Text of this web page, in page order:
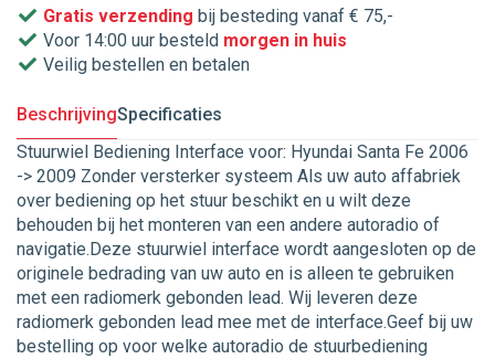
Gratis verzending bij besteding vanaf € 75,-
Voor 14:00 uur besteld morgen in huis
Veilig bestellen en betalen
BeschrijvingSpecificaties
Stuurwiel Bediening Interface voor: Hyundai Santa Fe 2006
-> 2009 Zonder versterker systeem Als uw auto affabriek
over bediening op het stuur beschikt en u wilt deze
behouden bij het monteren van een andere autoradio of
navigatie.Deze stuurwiel interface wordt aangesloten op de
originele bedrading van uw auto en is alleen te gebruiken
met een radiomerk gebonden lead. Wij leveren deze
radiomerk gebonden lead mee met de interface.Geef bij uw
bestelling op voor welke autoradio de stuurbediening